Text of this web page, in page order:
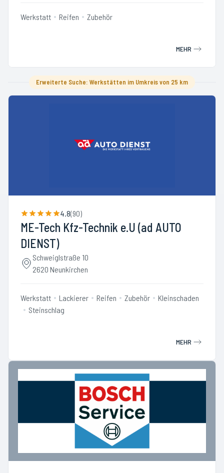
Werkstatt Reifen Zubehör
MEHR
Erweiterte Suche: Werkstätten im Umkreis von 25 km
4.8(90)
ME-Tech Kfz-Technik e.U (ad AUTO
DIENST)
Schweiglstraße 10
2620 Neunkirchen
Werkstatt Lackierer Reifen Zubehör
Kleinschaden
Steinschlag
MEHR